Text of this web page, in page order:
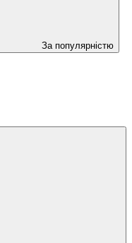
За популярністю